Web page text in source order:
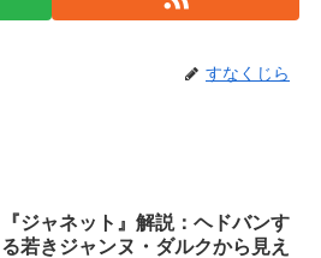
すなくじら
『ジャネット』解説：ヘドバンす
る若きジャンヌ・ダルクから見え